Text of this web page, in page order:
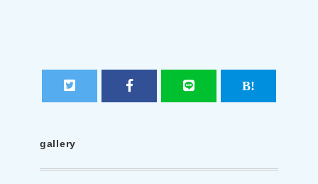
gallery